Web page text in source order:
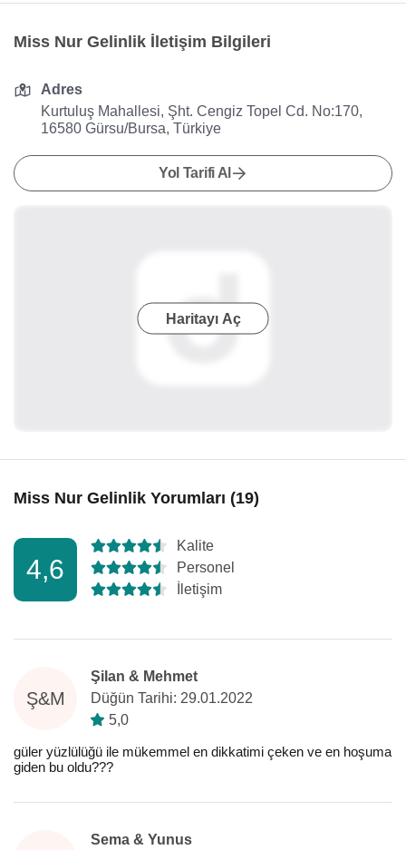
Miss Nur Gelinlik İletişim Bilgileri
Adres
Kurtuluş Mahallesi, Şht. Cengiz Topel Cd. No:170,
16580 Gürsu/Bursa, Türkiye
Yol Tarifi Al
Haritayı Aç
Miss Nur Gelinlik Yorumları (19)
4,6
Kalite
Personel
İletişim
Ş&M
Şilan & Mehmet
Düğün Tarihi: 29.01.2022
5,0
güler yüzlülüğü ile mükemmel en dikkatimi çeken ve en hoşuma
giden bu oldu???
Sema & Yunus